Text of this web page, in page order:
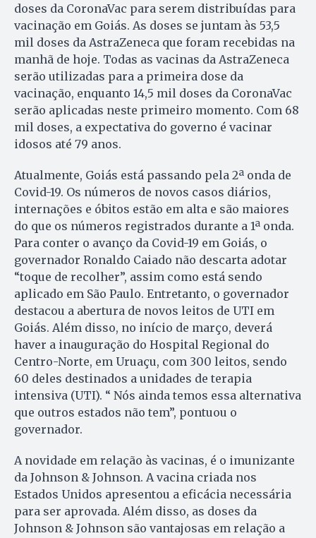
doses da CoronaVac para serem distribuídas para
vacinação em Goiás. As doses se juntam às 53,5
mil doses da AstraZeneca que foram recebidas na
manhã de hoje. Todas as vacinas da AstraZeneca
serão utilizadas para a primeira dose da
vacinação, enquanto 14,5 mil doses da CoronaVac
serão aplicadas neste primeiro momento. Com 68
mil doses, a expectativa do governo é vacinar
idosos até 79 anos.
Atualmente, Goiás está passando pela 2ª onda de
Covid-19. Os números de novos casos diários,
internações e óbitos estão em alta e são maiores
do que os números registrados durante a 1ª onda.
Para conter o avanço da Covid-19 em Goiás, o
governador Ronaldo Caiado não descarta adotar
“toque de recolher”, assim como está sendo
aplicado em São Paulo. Entretanto, o governador
destacou a abertura de novos leitos de UTI em
Goiás. Além disso, no início de março, deverá
haver a inauguração do Hospital Regional do
Centro-Norte, em Uruaçu, com 300 leitos, sendo
60 deles destinados a unidades de terapia
intensiva (UTI). “ Nós ainda temos essa alternativa
que outros estados não tem”, pontuou o
governador.
A novidade em relação às vacinas, é o imunizante
da Johnson & Johnson. A vacina criada nos
Estados Unidos apresentou a eficácia necessária
para ser aprovada. Além disso, as doses da
Johnson & Johnson são vantajosas em relação a